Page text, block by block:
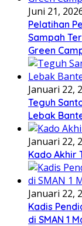
Juni 21,
Pelatihan
Sampah
Green
Januari 22,
Teguh
Lebak
Januari 22,
Kado Akhir
Januari 22,
Kadis
di SMAN 1